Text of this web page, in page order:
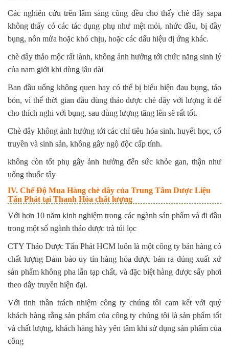
Các nghiên cứu trên lâm sàng cũng đều cho thấy chè dây sapa
không thấy có các tác dụng phụ như mệt mỏi, nhức đầu, bị đầy
bụng, nôn mửa hoặc khó chịu, hoặc các dấu hiệu dị ứng khác.
chè dây thảo mộc rất lành, không ảnh hưởng tới chức năng sinh lý
của nam giới khi dùng lâu dài
Ban đầu uống không quen hay có thể bị biểu hiện đau bụng, táo
bón, vì thế thời gian đầu dùng thảo dược chè dây với lượng ít để
cho thích nghi với bụng, sau dùng lượng tăng lên sẽ rất tốt.
Chè dây không ảnh hưởng tới các chỉ tiêu hóa sinh, huyết học, cổ
truyền và sinh sản, không gây ngộ độc cấp tính.
không còn tốt phụ gây ảnh hưởng đến sức khỏe gan, thận như
uống thuốc tây
IV. Chế Độ Mua Hàng chè dây của Trung Tâm Dược Liệu
Tấn Phát tại Thanh Hóa chất lượng
Với hơn 10 năm kinh nghiệm trong các ngành sản phẩm và đi đầu
trong một số ngành thảo dược trà túi lọc
CTY Thảo Dược Tấn Phát HCM luôn là một công ty bán hàng có
chất lượng Đảm bảo uy tín hàng hóa được bán ra đúng xuất xứ
sản phẩm không pha lẫn tạp chất, và đặc biệt hàng được sấy phơi
theo dây truyền hiện đại.
Với tinh thần trách nhiệm công ty chúng tôi cam kết với quý
khách hàng rằng sản phẩm của công ty chúng tôi là sản phẩm tốt
và chất lượng, khách hàng hãy yên tâm khi sử dụng sản phẩm của
công